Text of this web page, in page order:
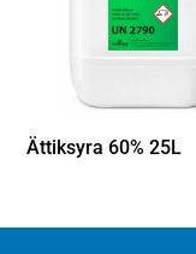
Ättiksyra 60% 25L